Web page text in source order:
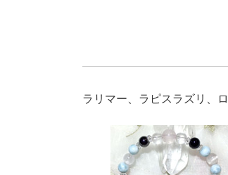
ラリマー、ラピスラズリ、